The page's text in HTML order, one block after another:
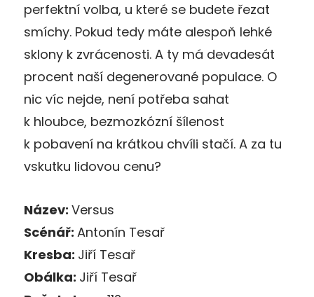
perfektní volba, u které se budete řezat
smíchy. Pokud tedy máte alespoň lehké
sklony k zvrácenosti. A ty má devadesát
procent naší degenerované populace. O
nic víc nejde, není potřeba sahat
k hloubce, bezmozkózní šílenost
k pobavení na krátkou chvíli stačí. A za tu
vskutku lidovou cenu?
Název: Versus
Scénář: Antonín Tesař
Kresba: Jiří Tesař
Obálka: Jiří Tesař